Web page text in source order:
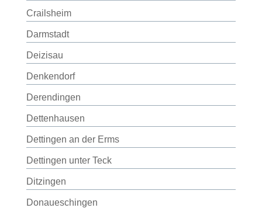
Crailsheim
Darmstadt
Deizisau
Denkendorf
Derendingen
Dettenhausen
Dettingen an der Erms
Dettingen unter Teck
Ditzingen
Donaueschingen